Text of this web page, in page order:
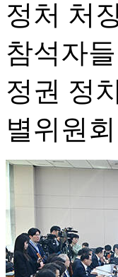
정처 처
참석자
정권 정
별위원